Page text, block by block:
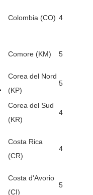
Colombia (CO) 4
Comore (KM) 5
Corea del Nord
(KP)
5
Corea del Sud
(KR)
4
Costa Rica
(CR)
4
Costa d'Avorio
(CI)
5